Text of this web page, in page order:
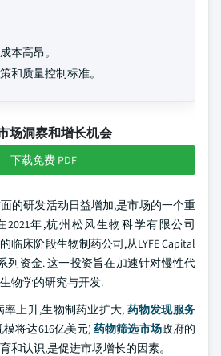
本高昂。
和质量控制标准。
场洞察和增长机会
下载免费 PDF
的研发活动日益增加,是市场的一个重
年,杭州松风生物科学有限公司
临床阶段生物制药公司,从LYFE Capital
列资金. 这一投资旨在加速针对慢性代
物学的研究与开发.
上升,生物制药业扩大, 药物发现服务
模将达616亿美元)药物筛选市场政府的
和认识,是促进市场增长的因素。